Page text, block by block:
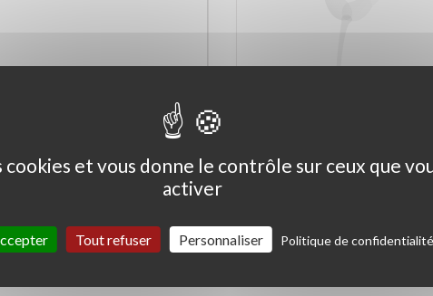
Ceanothus thyrs. 'Skylark'
cookies et vous donne le contrôle sur ceux que
activer
Tout refuser Personnaliser Politique de confidentialité